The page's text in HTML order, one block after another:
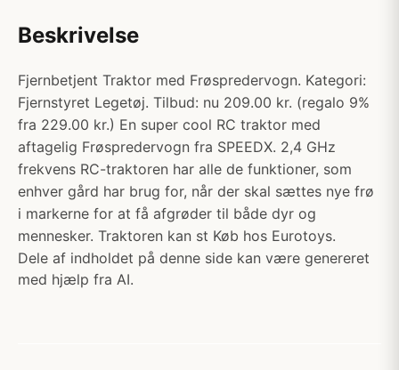
Beskrivelse
Fjernbetjent Traktor med Frøspredervogn. Kategori:
Fjernstyret Legetøj. Tilbud: nu 209.00 kr. (regalo 9%
fra 229.00 kr.) En super cool RC traktor med
aftagelig Frøspredervogn fra SPEEDX. 2,4 GHz
frekvens RC-traktoren har alle de funktioner, som
enhver gård har brug for, når der skal sættes nye frø
i markerne for at få afgrøder til både dyr og
mennesker. Traktoren kan st Køb hos Eurotoys.
Dele af indholdet på denne side kan være genereret
med hjælp fra AI.